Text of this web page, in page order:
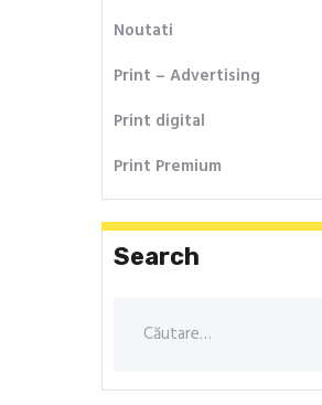
Noutati
Print – Advertising
Print digital
Print Premium
Search
după: